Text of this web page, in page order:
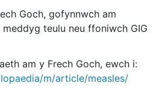
Goch, gofynnwch am
teulu neu ffoniwch GIG
am y Frech Goch, ewch i:
m/article/measles/